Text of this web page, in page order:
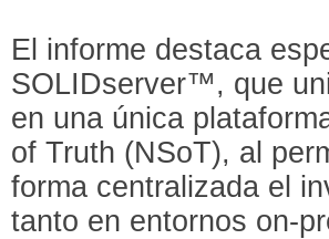
El informe destaca
SOLIDserver™, que
en una única
of Truth (NSoT), al
forma centralizada el
tanto en entornos on-